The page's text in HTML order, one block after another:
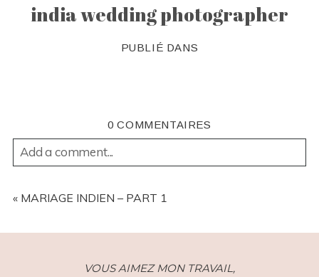
india wedding photographer
PUBLIÉ DANS
0 COMMENTAIRES
Add a comment...
REQUIRED FIELDS ARE MARKED *
« MARIAGE INDIEN – PART 1
VOUS AIMEZ MON TRAVAIL,